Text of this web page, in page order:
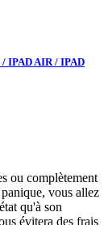
IPAD AIR / IPAD
ou complètement
vous allez
qu'à son
évitera des frais